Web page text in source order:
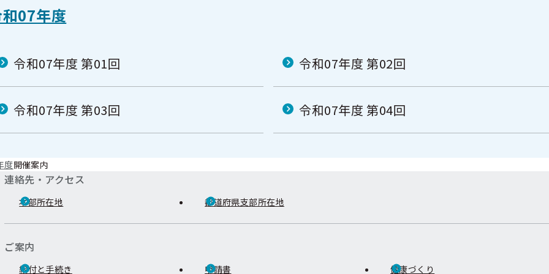
07年度
令和07年度 第01回 令和07年度 第02回
令和07年度 第03回 令和07年度 第04回
度開催案内
連絡先・アクセス
本部所在地 都道府県支部所在地
ご案内
給付と手続き 申請書 健康づくり